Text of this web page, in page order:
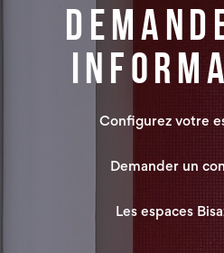
Configurez votre
Demander un
Les espaces